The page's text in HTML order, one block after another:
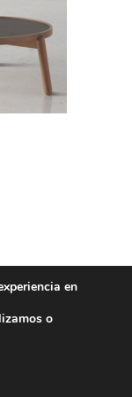
933193361
en
o